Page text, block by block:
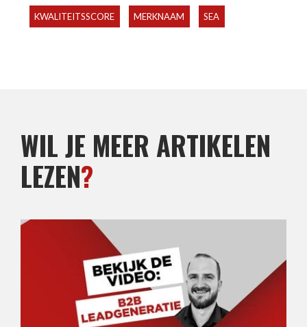
KWALITEITSSCORE MERKNAAM SEA
WIL JE MEER ARTIKELEN
LEZEN?